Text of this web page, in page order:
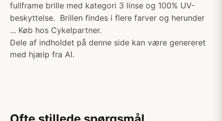
fullframe brille med kategori 3 linse og 100% UV-
beskyttelse. Brillen findes i flere farver og herunder
... Køb hos Cykelpartner.
Dele af indholdet på denne side kan være genereret
med hjælp fra AI.